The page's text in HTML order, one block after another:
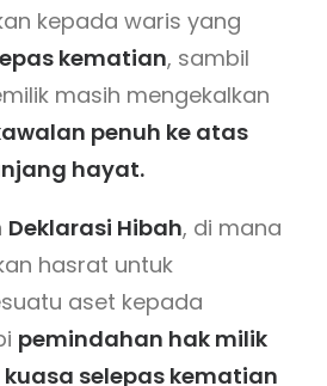
kepada waris yang
kematian, sambil
masih mengekalkan
penuh ke atas
hayat.
Deklarasi Hibah, di mana
hasrat untuk
aset kepada
pemindahan hak milik
selepas kematian